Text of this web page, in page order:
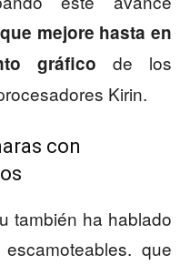
mejore hasta en
gráfico de los
Kirin.
con
también ha hablado
que